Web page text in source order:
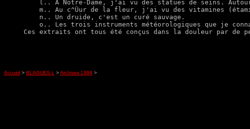
l.. A Notre-Dame, j'ai vu des statues de seins.
m.. Au c^Üur de la fleur, j'ai vu des vitamines
    n.. Un druide, c'est un curé sauvage.
o.. Les trois instruments météorologiques que je
Accueil > BLAGUES-L >Archives 1999 >